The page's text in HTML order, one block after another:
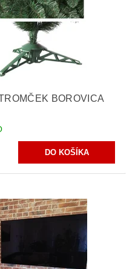
BOROVICA